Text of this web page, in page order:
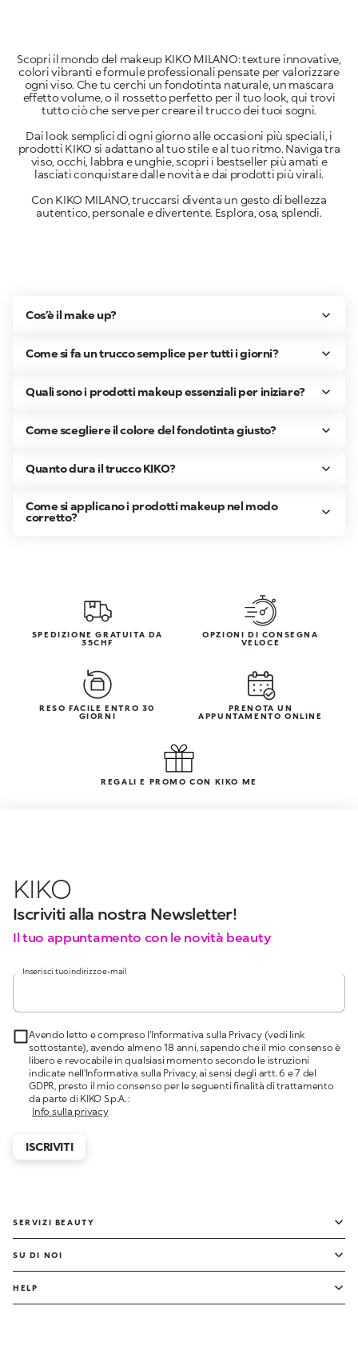
Scopri il mondo del makeup KIKO MILANO: texture innovative,
colori vibranti e formule professionali pensate per valorizzare
ogni viso. Che tu cerchi un fondotinta naturale, un mascara
effetto volume, o il rossetto perfetto per il tuo look, qui trovi
tutto ciò che serve per creare il trucco dei tuoi sogni.
Dai look semplici di ogni giorno alle occasioni più speciali, i
prodotti KIKO si adattano al tuo stile e al tuo ritmo. Naviga tra
viso, occhi, labbra e unghie, scopri i bestseller più amati e
lasciati conquistare dalle novità e dai prodotti più virali.
Con KIKO MILANO, truccarsi diventa un gesto di bellezza
autentico, personale e divertente. Esplora, osa, splendi.
Cos’è il make up?
Come si fa un trucco semplice per tutti i giorni?
Quali sono i prodotti makeup essenziali per iniziare?
Come scegliere il colore del fondotinta giusto?
Quanto dura il trucco KIKO?
Come si applicano i prodotti makeup nel modo
corretto?
SPEDIZIONE GRATUITA DA
35CHF
OPZIONI DI CONSEGNA
VELOCE
RESO FACILE ENTRO 30
GIORNI
PRENOTA UN
APPUNTAMENTO ONLINE
REGALI E PROMO CON KIKO ME
KIKO
Iscriviti alla nostra Newsletter!
Il tuo appuntamento con le novità beauty
Inserisci tuo indirizzo e-mail
Avendo letto e compreso l'Informativa sulla Privacy (vedi link
sottostante), avendo almeno 18 anni, sapendo che il mio consenso è
libero e revocabile in qualsiasi momento secondo le istruzioni
indicate nell'Informativa sulla Privacy, ai sensi degli artt. 6 e 7 del
GDPR, presto il mio consenso per le seguenti finalità di trattamento
da parte di KIKO S.p.A. :
Info sulla privacy
ISCRIVITI
SERVIZI BEAUTY
SU DI NOI
HELP